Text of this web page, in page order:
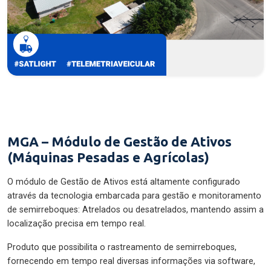
MGA – Módulo de Gestão de Ativos
(Máquinas Pesadas e Agrícolas)
O módulo de Gestão de Ativos está altamente configurado
através da tecnologia embarcada para gestão e monitoramento
de semirreboques: Atrelados ou desatrelados, mantendo assim a
localização precisa em tempo real.
Produto que possibilita o rastreamento de semirreboques,
fornecendo em tempo real diversas informações via software,